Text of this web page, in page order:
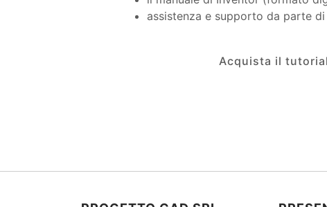
assistenza e supporto da parte
Acquista il